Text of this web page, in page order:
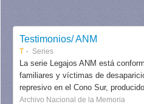
Testimonios/ ANM
T Series
La serie Legajos ANM está
familiares y víctimas de
represivo en el Cono Sur,
Archivo Nacional de la Memoria